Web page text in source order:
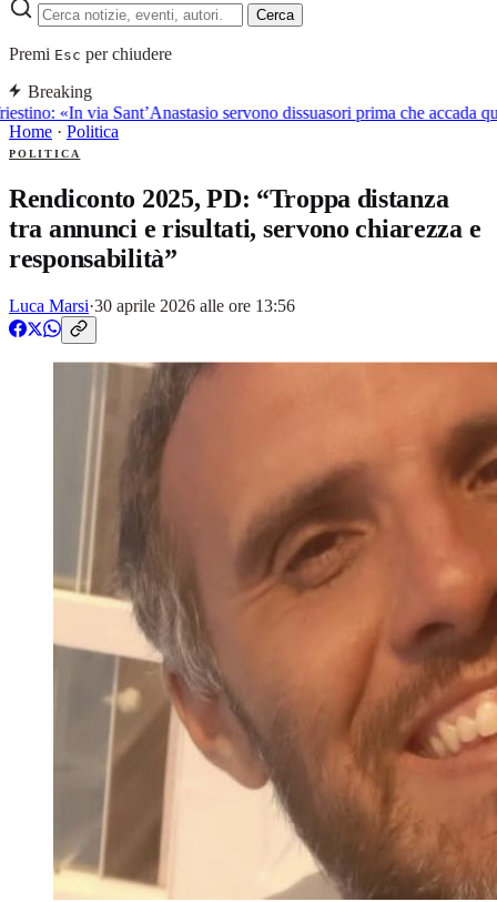
Cerca
Premi Esc per chiudere
Breaking
«In via Sant’Anastasio servono dissuasori prima che accada
Home · Politica
POLITICA
Rendiconto 2025, PD: “Troppa distanza
tra annunci e risultati, servono chiarezza e
responsabilità”
Luca Marsi·30 aprile 2026 alle ore 13:56